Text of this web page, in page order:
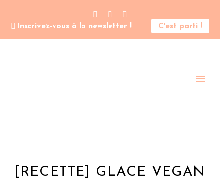
Inscrivez-vous à la newsletter ! C'est parti !
[RECETTE] GLACE VEGAN